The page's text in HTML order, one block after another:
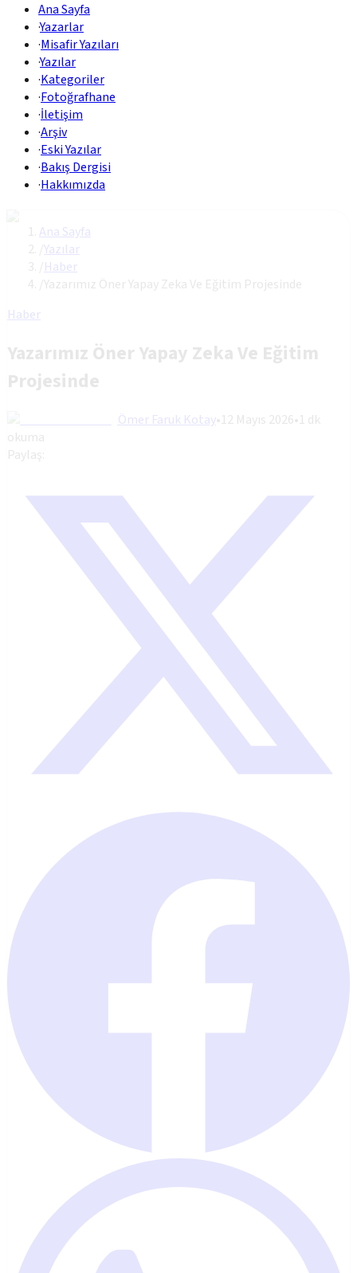
Ana Sayfa
·Yazarlar
·Misafir Yazıları
·Yazılar
·Kategoriler
·Fotoğrafhane
·İletişim
·Arşiv
·Eski Yazılar
·Bakış Dergisi
·Hakkımızda
Ana Sayfa
Yazılar
Haber
Yazarımız Öner Yapay Zeka Ve Eğitim Projesinde
Haber
Yazarımız Öner Yapay Zeka Ve Eğitim
Projesinde
Ömer Faruk Kotay•12 Mayıs 2026•1 dk
okuma
Paylaş: